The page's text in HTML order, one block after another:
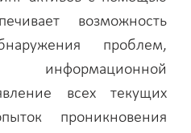
возможность
проблем,
всех текущих
проникновения